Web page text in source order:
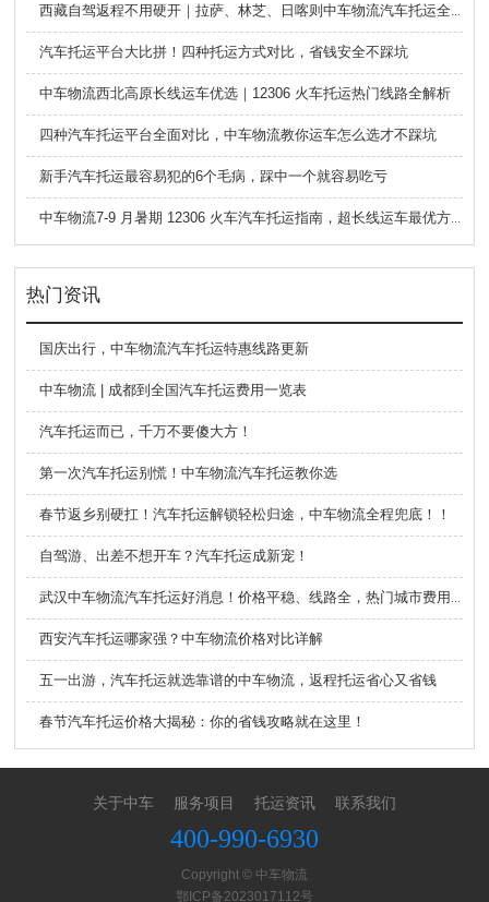
西藏自驾返程不用硬开｜拉萨、林芝、日喀则中车物流汽车托运全指南
汽车托运平台大比拼！四种托运方式对比，省钱安全不踩坑
中车物流西北高原长线运车优选｜12306 火车托运热门线路全解析
四种汽车托运平台全面对比，中车物流教你运车怎么选才不踩坑
新手汽车托运最容易犯的6个毛病，踩中一个就容易吃亏
中车物流7-9 月暑期 12306 火车汽车托运指南，超长线运车最优方案
热门资讯
国庆出行，中车物流汽车托运特惠线路更新
中车物流 | 成都到全国汽车托运费用一览表
汽车托运而已，千万不要傻大方！
第一次汽车托运别慌！中车物流汽车托运教你选
春节返乡别硬扛！汽车托运解锁轻松归途，中车物流全程兜底！！
自驾游、出差不想开车？汽车托运成新宠！
西安汽车托运哪家强？中车物流价格对比详解
五一出游，汽车托运就选靠谱的中车物流，返程托运省心又省钱
春节汽车托运价格大揭秘：你的省钱攻略就在这里！
关于中车 服务项目 托运资讯 联系我们
400-990-6930
Copyright © 中车物流
鄂ICP备2023017112号